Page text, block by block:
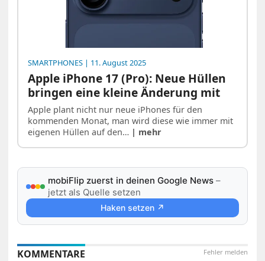
SMARTPHONES | 11. August 2025
Apple iPhone 17 (Pro): Neue Hüllen
bringen eine kleine Änderung mit
Apple plant nicht nur neue iPhones für den
kommenden Monat, man wird diese wie immer mit
eigenen Hüllen auf den… | mehr
mobiFlip zuerst in deinen Google News –
jetzt als Quelle setzen
Haken setzen ↗
Fehler melden
KOMMENTARE